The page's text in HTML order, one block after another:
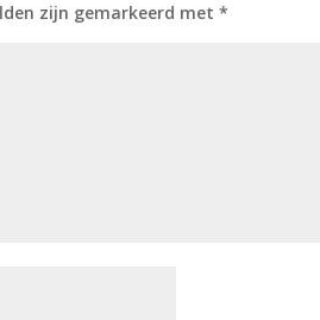
zijn gemarkeerd met*